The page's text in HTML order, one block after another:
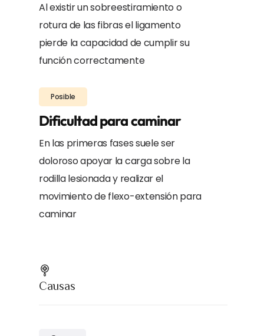
Al existir un sobreestiramiento o
rotura de las fibras el ligamento
pierde la capacidad de cumplir su
función correctamente
Posible
Dificultad para caminar
En las primeras fases suele ser
doloroso apoyar la carga sobre la
rodilla lesionada y realizar el
movimiento de flexo-extensión para
caminar
Causas